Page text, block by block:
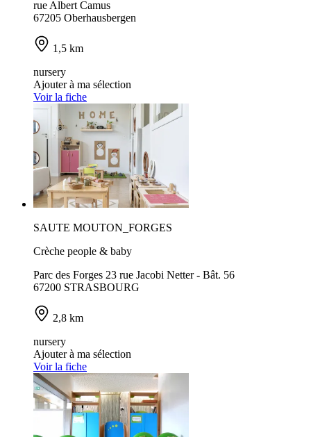
rue Albert Camus
67205 Oberhausbergen
1,5 km
nursery
Ajouter à ma sélection
Voir la fiche
SAUTE MOUTON_FORGES
Crèche people & baby
Parc des Forges 23 rue Jacobi Netter - Bât. 56
67200 STRASBOURG
2,8 km
nursery
Ajouter à ma sélection
Voir la fiche